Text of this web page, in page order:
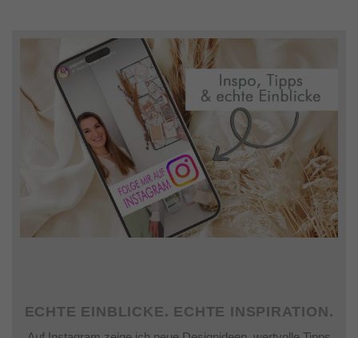
ECHTE EINBLICKE. ECHTE INSPIRATION.